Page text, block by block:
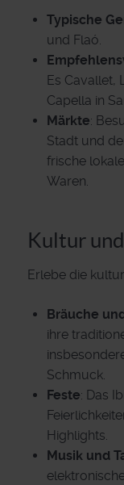
Typische
und Flaó.
Es Cavallet,
Capella in
Märkte:
Stadt und
frische
Waren.
Kultur
Erlebe die
Bräuche
ihre
Schmuck.
Feste: Das
Highlights.
Musik und